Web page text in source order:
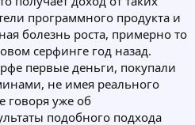
программного продукта и
болезнь роста, примерно то
серфинге год назад.
первые деньги, покупали
не имея реального
говоря уже об
подобного подхода